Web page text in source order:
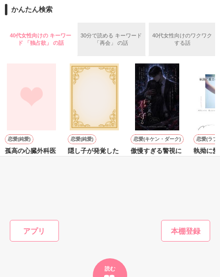
アプリ
読む
らの方が、より一層楽しんでいただけると思います
作品を読む
文句なし！！
………だと思ったんだけど！！？
そいつは最低なスケベ男だった！！
そして思わぬところで再会して――――――？
※結構甘々です(>_<)
苦手な方はご遠慮ください。
『俺様の命令にそむいたら……どうなるかわかってるな？杏』
『うっ…。イエス…マイロード…』
かんたん検索
40代女性向けの キーワー
ド 「独占欲」 の話
30分で読める キーワード
「再会」 の話
40代女性向けのワクワク
する話
恋愛(純愛)
孤高の心臓外科医
恋愛(純愛)
隠し子が発覚した
恋愛(キケン・ダーク)
傲慢すぎる警視に
恋愛(ラブ
執拗に
かんたん検索の条件を変える